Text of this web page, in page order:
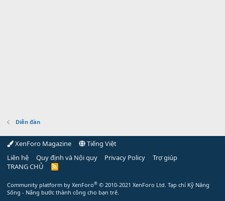
Diễn đàn
XenForo Magazine
Tiếng Việt
Liên hệ
Quy định và Nội quy Privacy Policy
Trợ giúp
TRANG CHỦ
R
Community platform by XenForo® © 2010-2021 XenForo Ltd. Tạp chí Kỹ Năng
Sống - Nâng bước thành công cho bạn trẻ.